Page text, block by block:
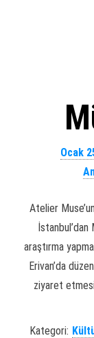
Ocak
Atelier
İstanbul’dan
araştırma
Erivan’da
ziyaret
Kategori: